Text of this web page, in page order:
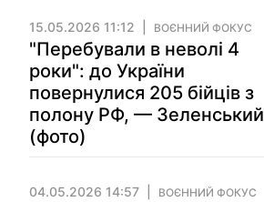
15.05.2026 11:12 ВОЄННИЙ ФОКУС
"Перебували в неволі 4
роки": до України
повернулися 205 бійців з
полону РФ, — Зеленський
(фото)
04.05.2026 14:57 ВОЄННИЙ ФОКУС